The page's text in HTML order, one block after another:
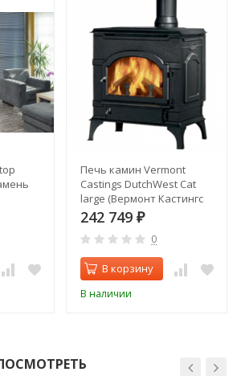
Печь камин Vermont
Castings DutchWest Cat
large (Вермонт Кастингс
Дачвест большая)
242 749 ₽
0
В корзину
В наличии